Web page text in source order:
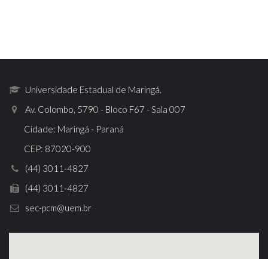
Universidade Estadual de Maringá.
Av. Colombo, 5790 - Bloco F67 - Sala 007
Cidade: Maringá - Paraná
CEP: 87020-900
(44) 3011-4827
(44) 3011-4827
sec-pcm@uem.br